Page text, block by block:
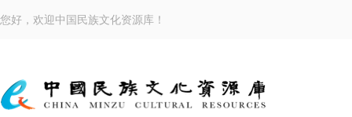
您好，欢迎中国民族文化资源库！